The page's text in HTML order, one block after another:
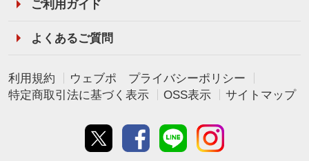
ご利用ガイド
よくあるご質問
利用規約
ウェブポ プライバシーポリシー
特定商取引法に基づく表示
OSS表示 サイトマップ
Twitter Facebookline